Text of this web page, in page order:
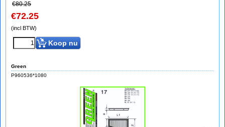
€80.25
€72.25
(incl BTW)
Koop nu
Green
P960536*1080